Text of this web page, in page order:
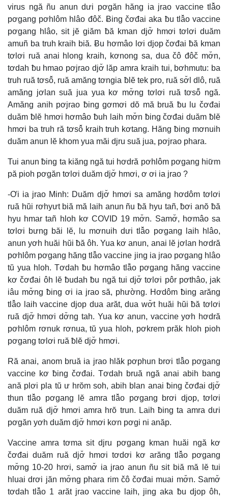
virus ngă ñu anun dưi pơgăn hăng ia jrao vaccine tlâ̆o
pơgang pơhlôm hlâo đôč. Ƀing čơđai aka ƀu tlâ̆o vaccine
pơgang hlâo, sit jĕ giăm ƀă kman djơ̆ hmơi tơlơi duăm
amuñ ba truh kraih biă. Ƀu hơmâo lơi djop čơđai ƀă kman
tơlơi ruă anai hlong kraih, kơnong sa, dua čô đôč mơ̆n,
tơdah ƀu hmao pơjrao djơ̆ lăp amra kraih tui, bơhmutu: ba
truh ruă tơsô̆, ruă amăng tơngia ƀlĕ tek pro, ruă sơ̆l dlô, ruă
amăng jơlan suă jua yua kơ mơ̆ng tơlơi ruă tơsô̆ ngă.
Amăng anih pơjrao ƀing gơmơi dŏ mă bruă ƀu lu čơđai
duăm ƀlĕ hmơi hơmâo ƀuh laih mơ̆n ƀing čơđai duăm ƀlĕ
hmơi ba truh ră tơsô̆ kraih truh kơtang. Hăng ƀing mơnuih
duăm anun lĕ khom yua măi djru suă jua, pơjrao phara.
Tui anun ƀing ta kiăng ngă tui hơdră pơhlôm pơgang hiư̆m
pă pioh pơgăn tơlơi duăm djơ̆ hmơi, ơ ơi ia jrao ?
-Ơi ia jrao Minh: Duăm djơ̆ hmơi sa amăng hơdôm tơlơi
ruă hŭi rơhyưt biă mă laih anun ñu ƀă hyu tañ, ƀơi anŏ ƀă
hyu hmar tañ hloh kơ COVID 19 mơ̆n. Samơ̆, hơmâo sa
tơlơi bưng băi lĕ, lu mơnuih dưi tlâ̆o pơgang laih hlâo,
anun yơh huăi hŭi ƀă ôh. Yua kơ anun, anai lĕ jơlan hơdră
pơhlôm pơgang hăng tlâ̆o vaccine jing ia jrao pơgang hlâo
tŭ yua hloh. Tơdah ƀu hơmâo tlâ̆o pơgang hăng vaccine
kơ čơđai ôh lĕ ƀudah ƀu ngă tui djơ̆ tơlơi pôr pơthâo, jak
iâu mơ̆ng ƀing ơi ia jrao să, phường. Hơdôm ƀing arăng
tlâ̆o laih vaccine djop dua arăt, dua wơ̆t huăi hŭi ƀă tơlơi
ruă djơ̆ hmơi dơ̆ng tah. Yua kơ anun, vaccine yơh hơdră
pơhlôm rơnuk rơnua, tŭ yua hloh, pơkrem prăk hloh pioh
pơgang tơlơi ruă ƀlĕ djơ̆ hmơi.
Ră anai, anom bruă ia jrao hlăk pơphun brơi tlâ̆o pơgang
vaccine kơ ƀing čơđai. Tơdah bruă ngă anai abih bang
ană plơi pla tŭ ư hrŏm soh, abih blan anai ƀing čơđai djơ̆
thun tlâ̆o pơgang lĕ amra tlâ̆o pơgang brơi djop, tơlơi
duăm ruă djơ̆ hmơi amra hrŏ trun. Laih ƀing ta amra dưi
pơgăn yơh duăm djơ̆ hmơi kơn pơgi ni anăp.
Vaccine amra tơma sit djru pơgang kman huăi ngă kơ
čơđai duăm ruă djơ̆ hmơi tơdơi kơ arăng tlâ̆o pơgang
mơ̆ng 10-20 hrơi, samơ̆ ia jrao anun ñu sit biă mă lĕ tui
hluai drơi jăn mơ̆ng phara rim čô čơđai muai mơ̆n. Samơ̆
tơdah tlâ̆o 1 arăt jrao vaccine laih, jing aka ƀu djop ôh,